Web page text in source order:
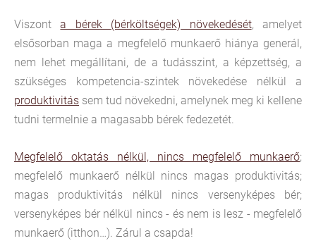
Viszonta bérek (bérköltségek) növekedését, amelyet
elsősorban maga a megfelelő munkaerő hiánya generál,
nem lehet megállítani, de a tudásszint, a képzettség, a
szükséges kompetencia-szintek növekedése nélkül a
produktivitás sem tud növekedni, amelynek meg ki kellene
tudni termelnie a magasabb bérek fedezetét.
Megfelelő oktatás nélkül, nincs megfelelő munkaerő;
megfelelő munkaerő nélkül nincs magas produktivitás;
magas produktivitás nélkül nincs versenyképes bér;
versenyképes bér nélkül nincs - és nem is lesz - megfelelő
munkaerő (itthon…). Zárul a csapda!